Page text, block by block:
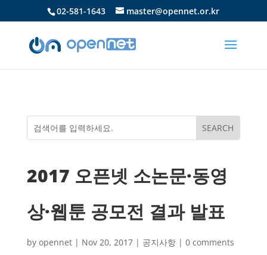
02-581-1643 master@opennet.or.kr
2017 오픈넷 소논문·동영
상·웹툰 공모전 결과 발표
by opennet| Nov 20, 2017| 공지사항| 0 comments